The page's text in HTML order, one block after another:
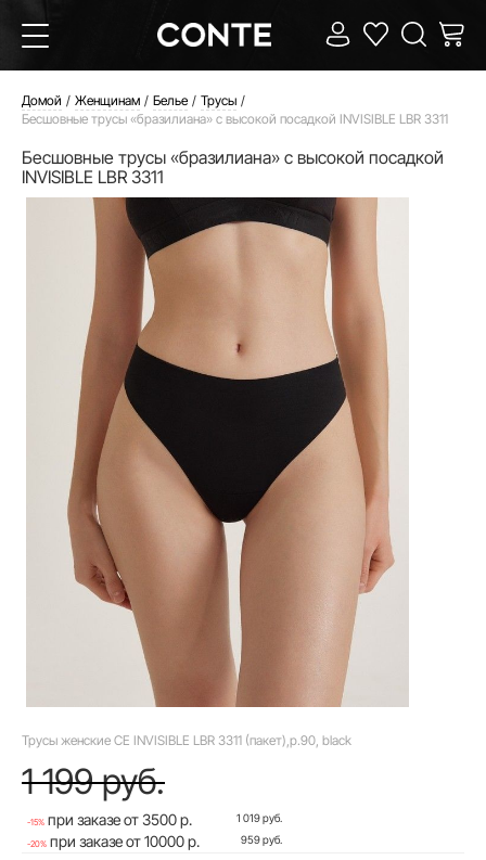
Домой Женщинам Белье
Трусы
Бесшовные трусы «бразилиана» с высокой посадкой INVISIBLE LBR 3311
Бесшовные трусы «бразилиана» с высокой посадкой
INVISIBLE LBR 3311
Трусы женские CE INVISIBLE LBR 3311 (пакет),р.90, black
1 199 руб.
-15% при заказе от 3500 р. 1 019 руб.
-20% при заказе от 10000 р. 959 руб.